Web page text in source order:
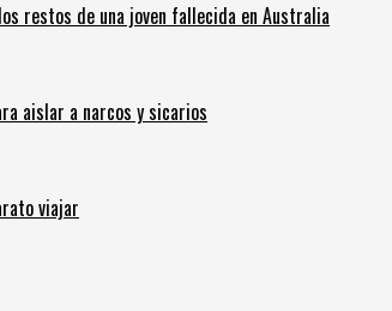
restos de una joven fallecida en Australia
aislar a narcos y sicarios
viajar